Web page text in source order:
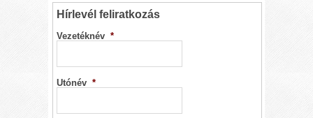
Hírlevél feliratkozás
Vezetéknév *
Utónév *